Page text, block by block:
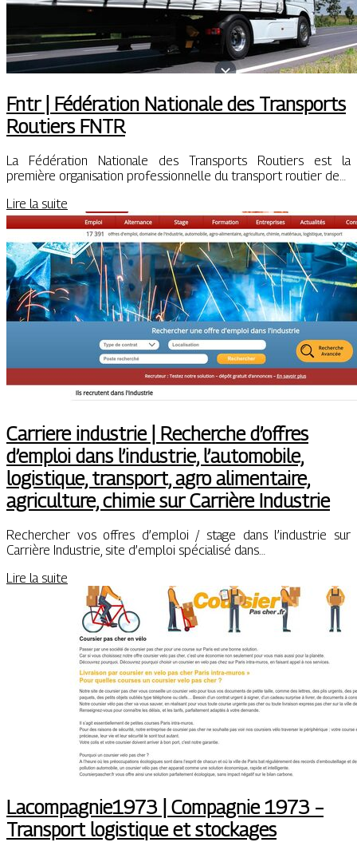
Fntr | Fédération Nationale des Transports
Routiers FNTR
La Fédération Nationale des Transports Routiers est la
première organisation professionnelle du transport routier de…
Lire la suite
Carriere industrie | Recherche d’offres
d’emploi dans l’industrie, l’automobile,
logistique, transport, agro alimentaire,
agriculture, chimie sur Carrière Industrie
Rechercher vos offres d’emploi / stage dans l’industrie sur
Carrière Industrie, site d’emploi spécialisé dans…
Lire la suite
Lacompagnie1973 | Compagnie 1973 –
Transport logistique et stockages